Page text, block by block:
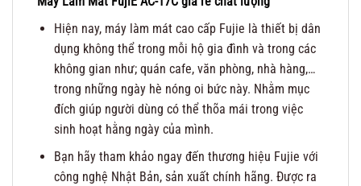
Hiện nay, máy làm mát cao cấp Fujie là thiết bị dân
dụng không thể trong mỗi hộ gia đình và trong các
không gian như; quán cafe, văn phòng, nhà hàng,…
trong những ngày hè nóng oi bức này. Nhằm mục
đích giúp người dùng có thể thõa mái trong việc
sinh hoạt hằng ngày của mình.
Bạn hãy tham khảo ngay đến thương hiệu Fujie với
công nghệ Nhật Bản, sản xuất chính hãng. Được ra